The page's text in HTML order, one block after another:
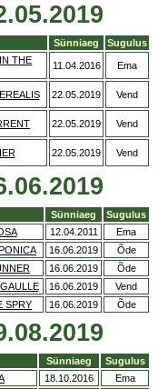
Sünniaeg
Sugulus
THE
11.04.2016 Ema
22.05.2019 Vend
22.05.2019 Vend
22.05.2019 Vend
Sünniaeg
Sugulus
12.04.2011
Ema
16.06.2019
Õde
16.06.2019
Õde
16.06.2019
Vend
SPRY 16.06.2019 Õde
Sünniaeg
Sugulus
18.10.2016
Ema